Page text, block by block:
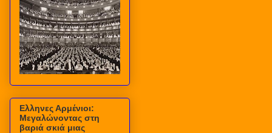
Ελληνες Αρμένιοι:
Μεγαλώνοντας στη
βαριά σκιά μιας